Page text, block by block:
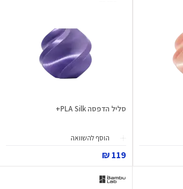
סליל הדפסה PLA Silk+
הוסף להשוואה
119 ₪